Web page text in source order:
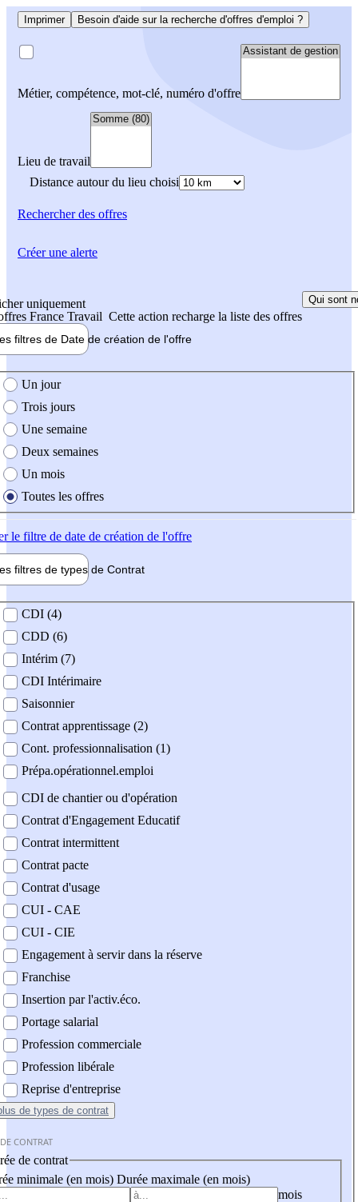
Imprimer Besoin d'aide sur la recherche d'offres d'emploi ?
Métier, compétence, mot-clé, numéro d'offre
Lieu de travail
Distance autour du lieu choisi
Rechercherdes offres
uniquement
France Travail Cette action recharge la liste des offres
Qui sont
filtres de Date de création de l'offre
création de l'offre
Un jour
Trois jours
Une semaine
Deux semaines
Un mois
Toutes les offres
le filtre de date de création de l'offre
filtres de types de Contrat
contrat
CDI (4)
CDD (6)
Intérim (7)
CDI Intérimaire
Saisonnier
Contrat apprentissage (2)
Cont. professionnalisation (1)
Prépa.opérationnel.emploi
CDI de chantier ou d'opération
Contrat d'Engagement Educatif
Contrat intermittent
Contrat pacte
Contrat d'usage
CUI - CAE
CUI - CIE
Engagement à servir dans la réserve
Franchise
Insertion par l'activ.éco.
Portage salarial
Profession commerciale
Profession libérale
Reprise d'entreprise
de types de contrat
CONTRAT
de contrat
minimale (en mois) Durée maximale (en mois)
mois
Créer une alerte